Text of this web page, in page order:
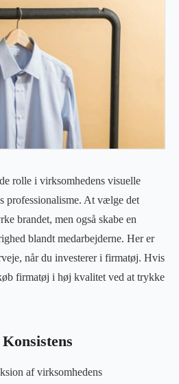
rolle i virksomhedens visuelle
professionalisme. At vælge det
brandet, men også skabe en
blandt medarbejderne. Her er
når du investerer i firmatøj. Hvis
firmatøj i høj kvalitet ved at trykke
af virksomhedens